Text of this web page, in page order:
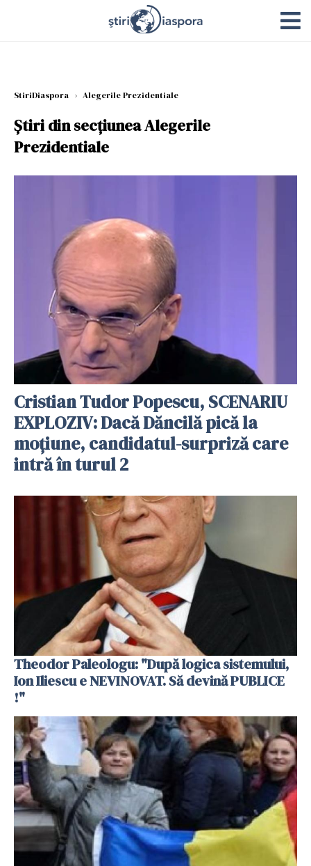
StiriDiaspora › Alegerile Prezidentiale
Știri din secțiunea Alegerile
Prezidentiale
Cristian Tudor Popescu, SCENARIU
EXPLOZIV: Dacă Dăncilă pică la
moțiune, candidatul-surpriză care
intră în turul 2
Theodor Paleologu: "După logica sistemului,
Ion Iliescu e NEVINOVAT. Să devină PUBLICE
!"